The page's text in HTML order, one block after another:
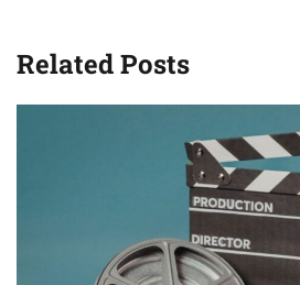
Related Posts